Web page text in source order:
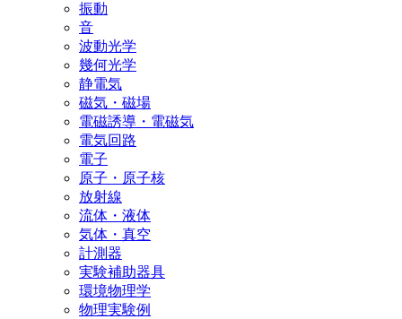
振動
音
波動光学
幾何光学
静電気
磁気・磁場
電磁誘導・電磁気
電気回路
電子
原子・原子核
放射線
流体・液体
気体・真空
計測器
実験補助器具
環境物理学
物理実験例